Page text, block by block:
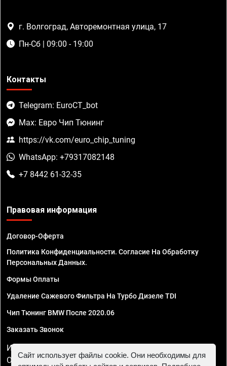
г. Волгоград, Авторемонтная улица, 17
Пн-Сб | 09:00 - 19:00
Контакты
Telegram: EuroCT_bot
Max: Евро Чип Тюнинг
https://vk.com/euro_chip_tuning
WhatsApp: +79317082148
+7 8442 61-32-35
Правовая информация
Договор-Оферта
Политика Конфиденциальности. Согласие На Обработку
Персональных Данных.
Формы Оплаты
Удаление Сажевого Фильтра На Турбо Дизеле TDI
Чип Тюнинг BMW После 2020.06
Заказать Звонок
ИП Смирнов Георгий Павлович. ИНН 781302555843,
ОГРНИП 324470400032610
Сайт использует файлы cookie. Они необходимы для